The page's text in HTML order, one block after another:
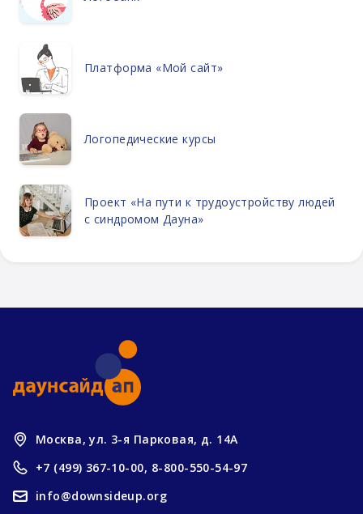
Платформа «Мой сайт»
Логопедические курсы
Проект «На пути к трудоустройству людей
с синдромом Дауна»
Москва, ул. 3-я Парковая, д. 14А
+7 (499) 367-10-00, 8-800-550-54-97
info@downsideup.org